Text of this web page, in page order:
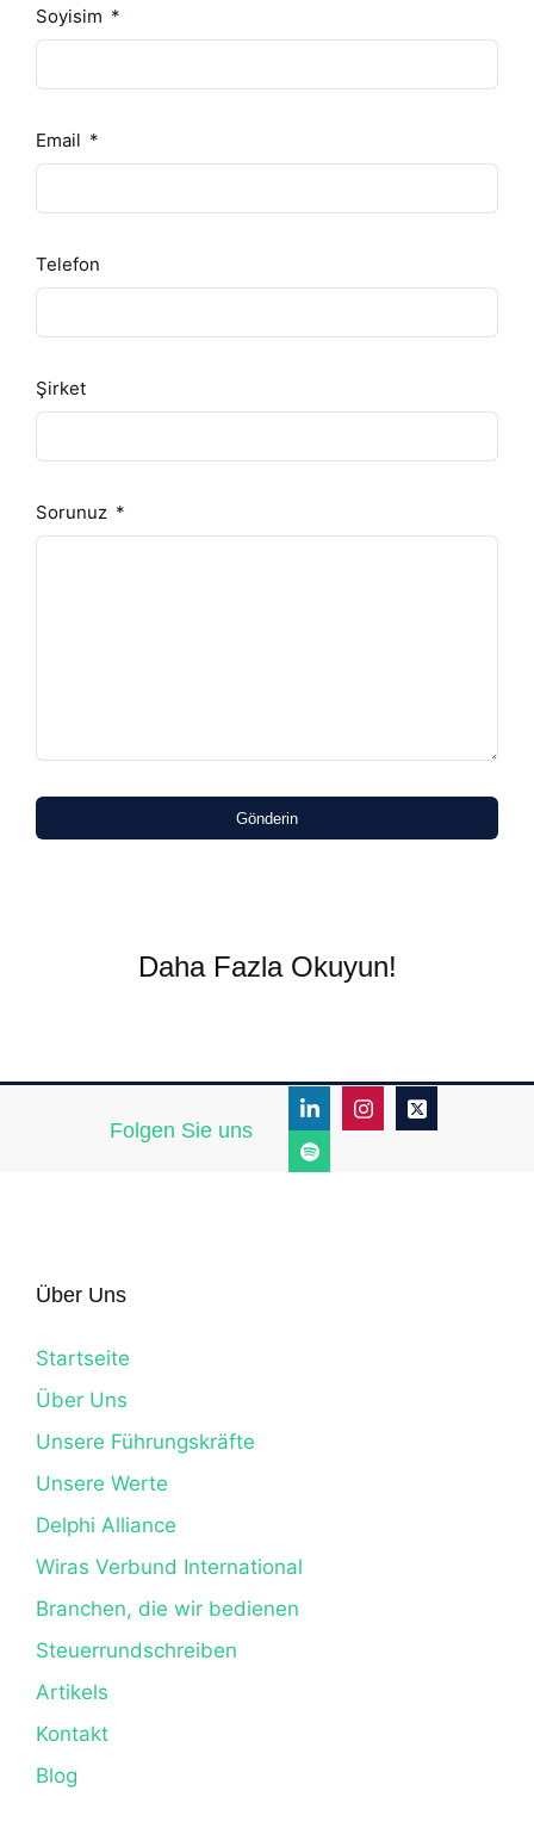
Soyisim
Email
Telefon
Şirket
Sorunuz
Gönderin
Daha Fazla Okuyun!
Folgen Sie uns
Über Uns
Startseite
Über Uns
Unsere Führungskräfte
Unsere Werte
Delphi Alliance
Wiras Verbund International
Branchen, die wir bedienen
Steuerrundschreiben
Artikels
Kontakt
Blog